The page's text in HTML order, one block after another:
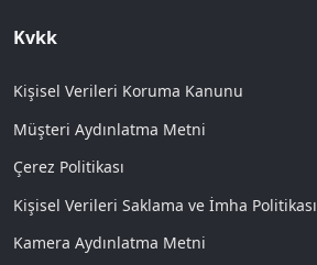
Kvkk
Kişisel Verileri Koruma Kanunu
Müşteri Aydınlatma Metni
Çerez Politikası
Kişisel Verileri Saklama ve İmha Politikası
Kamera Aydınlatma Metni